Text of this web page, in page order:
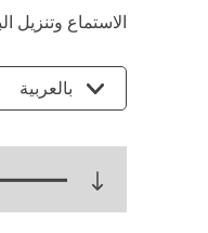
الاستماع وتنزيل
بالعربية